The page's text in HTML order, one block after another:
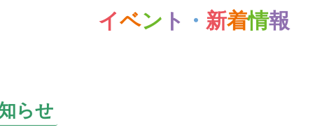
イベン ト ・ 新着情報
らせ